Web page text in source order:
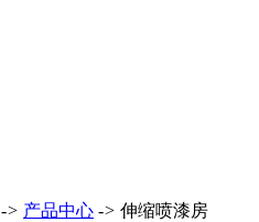
-> 产品中心 -> 伸缩喷漆房